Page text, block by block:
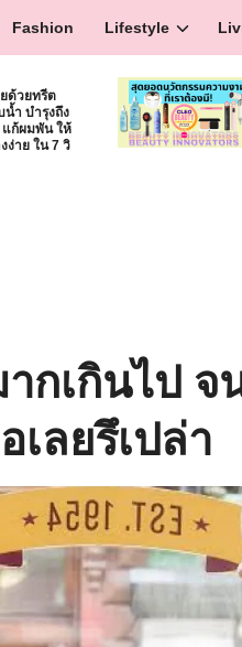
Fashion Lifestyle
ด้วยทรีต
น้ำ บำรุงถึง
ก้ผมพัน ให้
ง่าย ใน 7 วิ
ากเกินไป
ลยรึเปล่า